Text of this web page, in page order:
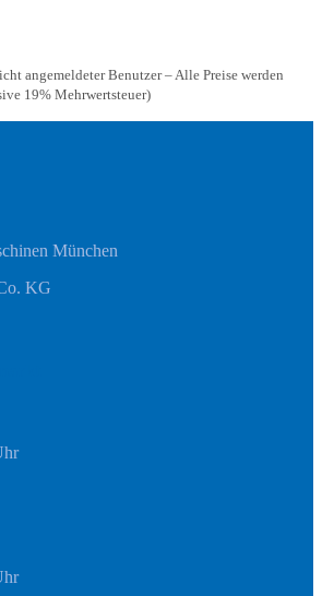
angemeldeter Benutzer – Alle Preise werden
19% Mehrwertsteuer)
KG